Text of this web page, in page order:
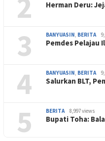
Herman Deru:
3 BANYUASIN, BERITA
Pemdes
4 BANYUASIN, BERITA
Salurkan BLT,
5 BERITA 8,997 views
Bupati Toha: